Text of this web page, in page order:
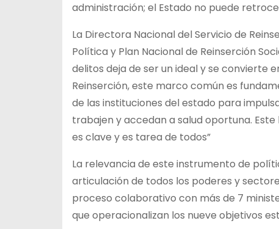
administración; el Estado no puede
La Directora Nacional del Servicio de
Política y Plan Nacional de Reinserción
delitos deja de ser un ideal y se convierte
Reinserción, este marco común es
de las instituciones del estado para
trabajen y accedan a salud oportuna.
es clave y es tarea de todos”
La relevancia de este instrumento de
articulación de todos los poderes y
proceso colaborativo con más de 7
que operacionalizan los nueve objetivos